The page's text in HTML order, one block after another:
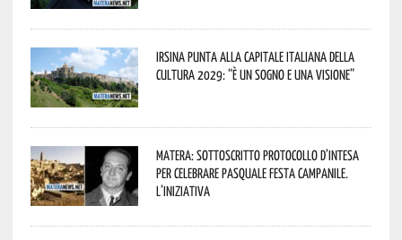
Irsina punta alla Capitale italiana della
Cultura 2029: “È un sogno e una visione”
Matera: sottoscritto protocollo d’intesa
per celebrare Pasquale Festa Campanile.
L’iniziativa